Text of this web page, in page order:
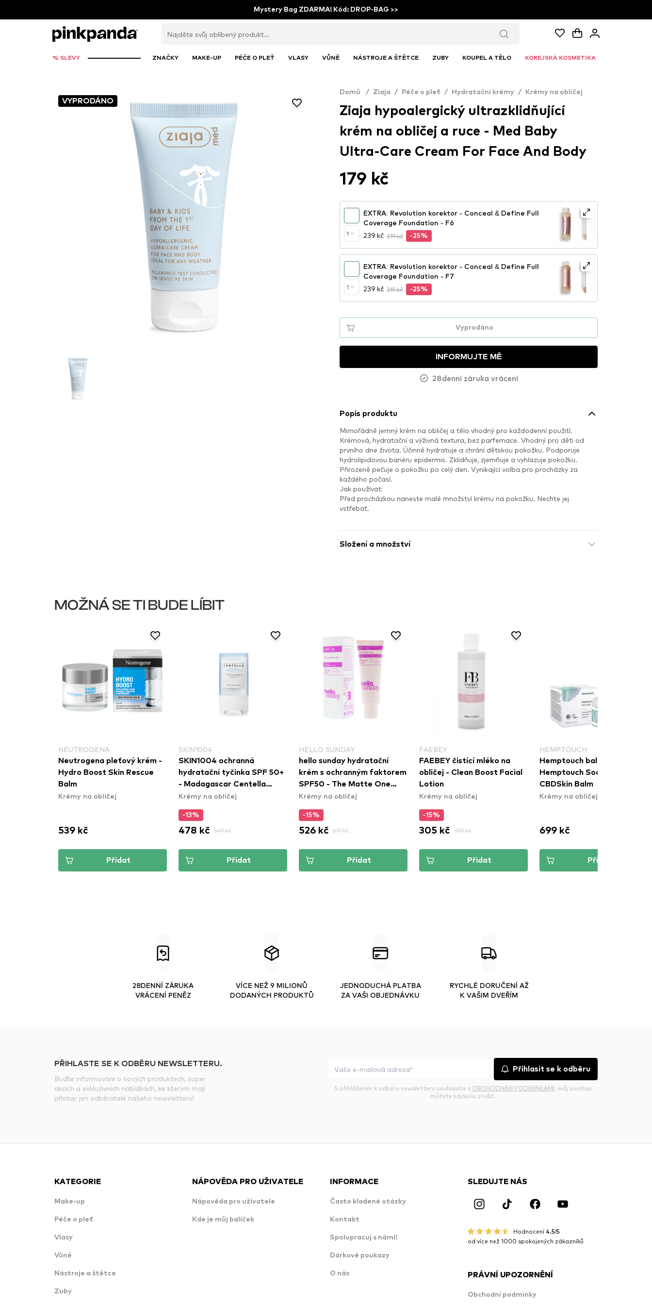
Mystery Bag ZDARMA! Kód: DROP-BAG >>
% SLEVY ZNAČKY MAKE-UP PÉČE O PLEŤ VLASY VŮNĚ NÁSTROJE A ŠTĚTCE ZUBY KOUPEL A TĚLO KOREJSKÁ KOSMETIKA
VYPRODÁNO
Domů / Ziaja / Péče o pleť / Hydratační krémy / Krémy na obličej
Ziaja hypoalergický ultrazklidňující
krém na obličej a ruce - Med Baby
Ultra-Care Cream For Face And Body
179 kč
1
EXTRA: Revolution korektor - Conceal & Define Full
Coverage Foundation - F6
239 kč 319 kč -25%
1
EXTRA: Revolution korektor - Conceal & Define Full
Coverage Foundation - F7
239 kč 319 kč -25%
Vyprodáno
INFORMUJTE MĚ
28denní záruka vrácení
Popis produktu
Mimořádně jemný krém na obličej a tělo vhodný pro každodenní použití.
Krémová, hydratační a výživná textura, bez parfemace. Vhodný pro děti od
prvního dne života. Účinně hydratuje a chrání dětskou pokožku. Podporuje
hydrolipidovou bariéru epidermis. Zklidňuje, zjemňuje a vyhlazuje pokožku.
Přirozeně pečuje o pokožku po celý den. Vynikající volba pro procházky za
každého počasí.
Jak používat:
Před procházkou naneste malé množství krému na pokožku. Nechte jej
vstřebat.
Složení a množství
MOŽNÁ SE TI BUDE LÍBIT
NEUTROGENA
Neutrogena pleťový krém -
Hydro Boost Skin Rescue
Balm
Krémy na obličej
539 kč
Přidat
SKIN1004
SKIN1004 ochranná
hydratační tyčinka SPF 50+
- Madagascar Centella
Hyalu-Cica Silky- Fit Sun
Krémy na obličej
-13%
478 kč 549 kč
Přidat
HELLO SUNDAY
hello sunday hydratační
krém s ochranným faktorem
SPF50 - The Matte One
(SPF50)
Krémy na obličej
-15%
526 kč 619 kč
Přidat
FAEBEY
FAEBEY čistící mléko na
obličej - Clean Boost Facial
Lotion
Krémy na obličej
-15%
305 kč 359 kč
Přidat
HEMPTOUCH
Hemptouch balzám na pleť -
Hemptouch Soothing
CBDSkin Balm
Krémy na obličej
699 kč
Přidat
28DENNÍ ZÁRUKA
VRÁCENÍ PENĚZ
VÍCE NEŽ 9 MILIONŮ
DODANÝCH PRODUKTŮ
JEDNODUCHÁ PLATBA
ZA VAŠI OBJEDNÁVKU
RYCHLÉ DORUČENÍ AŽ
K VAŠIM DVEŘÍM
PŘIHLASTE SE K ODBĚRU NEWSLETTERU.
Buďte informováni o nových produktech, super
akcích a exkluzivních nabídkách, ke kterým mají
přístup jen odběratelé našeho newsletteru!
Přihlasit se k odběru
S přihlášením k odběru newsletteru souhlasíte s OBCHODNÍMI PODMÍNKAMI , svůj souhlas
můžete kdykoliv zrušit.
KATEGORIE
Make-up
Péče o pleť
Vlasy
Vůně
Nástroje a štětce
Zuby
NÁPOVĚDA PRO UŽIVATELE
Nápověda pro uživatele
Kde je můj balíček
INFORMACE
Často kladené otázky
Kontakt
Spolupracuj s námi!
Dárkové poukazy
O nás
SLEDUJTE NÁS
Hodnocení 4.5/5
od více než 1000 spokojených zákazníků
PRÁVNÍ UPOZORNĚNÍ
Obchodní podmínky